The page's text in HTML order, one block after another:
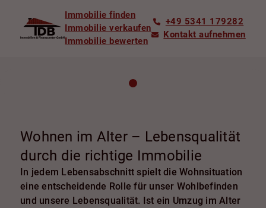
Immobilie finden
Immobilie verkaufen
Immobilie bewerten
+49 5341 179282
Kontakt aufnehmen
Wohnen im Alter – Lebensqualität
durch die richtige Immobilie
In jedem Lebensabschnitt spielt die Wohnsituation
eine entscheidende Rolle für unser Wohlbefinden
und unsere Lebensqualität. Ist ein Umzug im Alter